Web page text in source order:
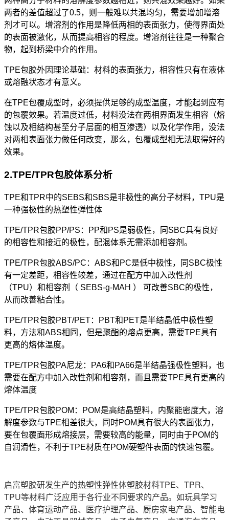
两者的差值超过了0.5，则一般难以共混均匀，需要增加增溶
剂才可以。增溶剂的作用是降低两相的表面张力，使得界面处
的表面被激化，从而提高相容的程度。增溶剂往往是一种聚合
物，起到桥梁中介的作用。
TPE包胶外因理论基础：材料的表面张力，相容性只有在液体
或熔融状态才有意义。
在TPE包覆成型时，必须提供足够的成型温度，才能起到应有
的包覆效果。若温度过低，材料没法在两相界面发生相容（熔
蚀以及相结构甚至分子层面的相互渗透）以及化学作用，没法
对两相表面张力做任何改变，那么，包覆成型相无法取得好的
效果。
2.TPE/TPR包胶体系分析
TPE和TPR中的SEBS和SBS是非极性的高分子材料，TPU是
一种强极性的热塑性弹性体
TPE/TPR包胶PP/PS：PP和PS是弱极性，同SBC具有良好
的相容性和接近的极性，配混体系无需添加相容剂。
TPE/TPR包胶ABS/PC： ABS和PC是低中极性，同SBC极性
有一定差距，相容性较差，通过在配方中加入改性剂
（TPU）和相容剂（ SEBS-g-MAH ） 可改善SBC的极性，
从而改善粘合性。
TPE/TPR包胶PBT/PET：
PBT和PET是半结晶低中极性塑
料，方法和ABS相同，但是聚酯的熔点更高，需要TPE具有
更高的熔体温度。
TPE/TPR包胶PA尼龙：
PA6和PA66是半结晶强极性塑料，也
需要在配方中加入改性剂和相容剂，而且需要TPE具有更高的
熔体温度
TPE/TPR包胶POM：
POM是高结晶塑料，内聚能密度大，溶
解度参数与TPE相差很大，同时POM具有很大的表面张力，
要在包覆面形成熔接层，需要较高的能量，同时由于POM的
自润滑性，不利于TPE材质在POM硬塑件表面的快速包覆。
启富塑胶研发生产的热塑性弹性体塑胶材料TPE、TPR、
TPU等材料广泛应用于各行业不同要求的产品。如玩具学习
产品、体育运动产品、医疗护理产品、厨房家电产品、智能电